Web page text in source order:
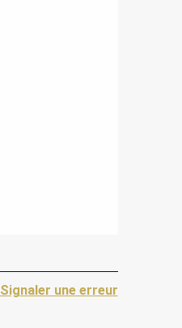
Signaler une erreur